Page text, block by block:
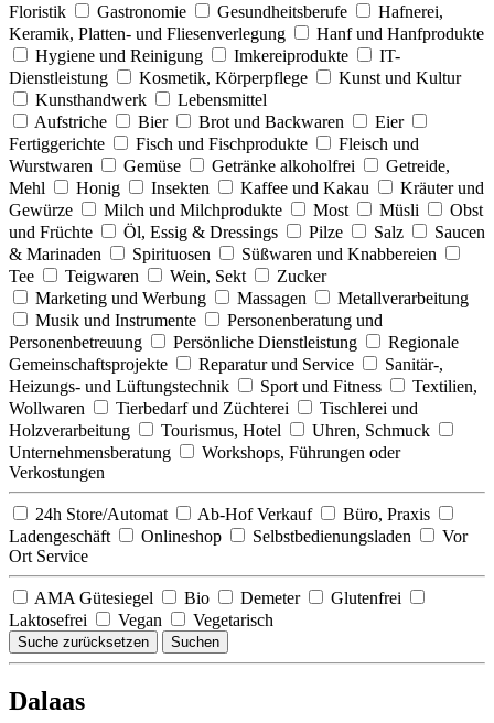
Floristik
Gastronomie Gesundheitsberufe
Hafnerei,
Keramik, Platten- und Fliesenverlegung
Hanf und Hanfprodukte
Hygiene und Reinigung
Imkereiprodukte
IT-
Dienstleistung
Kosmetik, Körperpflege
Kunst und Kultur
Kunsthandwerk
Lebensmittel
Aufstriche
Bier Brot und Backwaren
Eier
Fertiggerichte
Fisch und Fischprodukte
Fleisch und
Wurstwaren
Gemüse Getränke alkoholfrei
Getreide,
Mehl
Honig Insekten Kaffee und Kakau
Kräuter und
Gewürze
Milch und Milchprodukte Most Müsli
Obst
und Früchte
Öl, Essig & Dressings Pilze Salz
Saucen
& Marinaden
Spirituosen
Süßwaren und Knabbereien
Tee
Teigwaren Wein, Sekt
Zucker
Marketing und Werbung
Massagen
Metallverarbeitung
Musik und Instrumente
Personenberatung und
Personenbetreuung
Persönliche Dienstleistung
Regionale
Gemeinschaftsprojekte
Reparatur und Service
Sanitär-,
Heizungs- und Lüftungstechnik
Sport und Fitness
Textilien,
Wollwaren
Tierbedarf und Züchterei
Tischlerei und
Holzverarbeitung
Tourismus, Hotel
Uhren, Schmuck
Unternehmensberatung
Workshops, Führungen oder
Verkostungen
24h Store/Automat Ab-Hof Verkauf
Büro, Praxis
Ladengeschäft
Onlineshop Selbstbedienungsladen
Vor
Ort Service
AMA Gütesiegel Bio Demeter
Glutenfrei
Laktosefrei
Vegan Vegetarisch
Suche zurücksetzen Suchen
Dalaas